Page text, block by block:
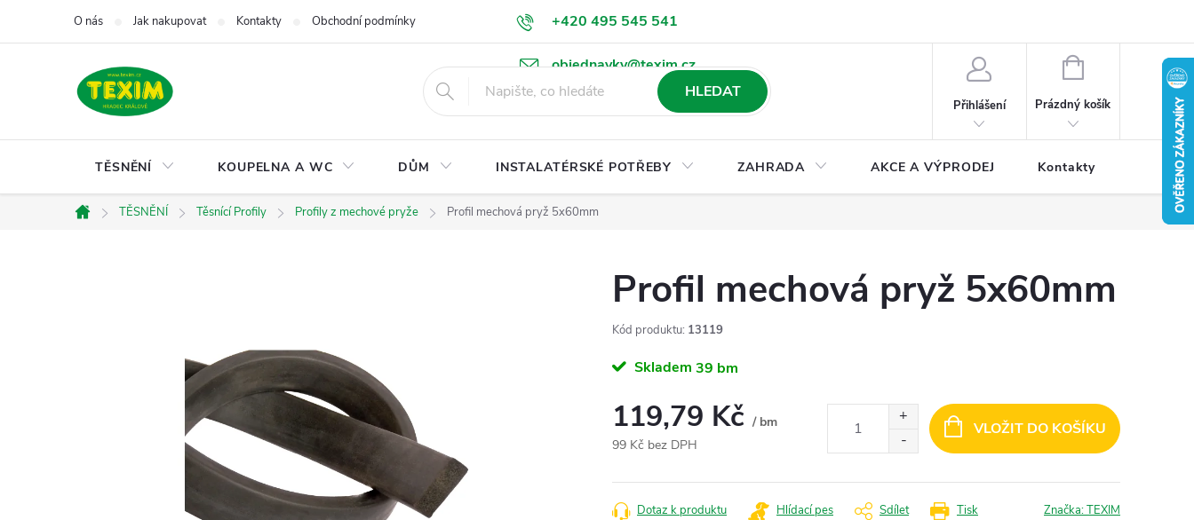
+420 495 545 541
objednavky@texim.cz
O nás Jak nakupovat Kontakty Obchodní podmínky Podmínky ochrany osobních údajů Ke stažení
HLEDAT
Přihlášení
NÁKUPNÍ
Prázdný košík
TĚSNĚNÍ KOUPELNA A WC DŮM INSTALATÉRSKÉ POTŘEBY ZAHRADA AKCE A VÝPRODEJ Kontakty
Domů
TĚSNĚNÍ Těsnící Profily Profily z mechové pryže Profil mechová pryž 5x60mm
Profil mechová pryž 5x60mm
Kód produktu: 13119
Skladem 39 bm
119,79 Kč / bm
99 Kč bez DPH
cena:
VLOŽIT DO KOŠÍKU
Tisk
Dotaz k produktu Hlídací pes Sdílet Značka:TEXIM